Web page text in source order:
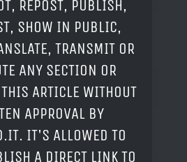
REPOST, PUBLISH,
SHOW IN PUBLIC,
TRANSMIT OR
ANY SECTION OR
ARTICLE WITHOUT
APPROVAL BY
IT'S ALLOWED TO
A DIRECT LINK TO